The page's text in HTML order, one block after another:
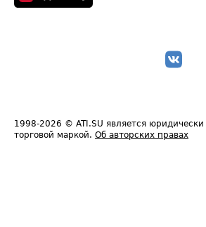
1998-2026 © ATI.SU является
торговой маркой. Об авторских правах